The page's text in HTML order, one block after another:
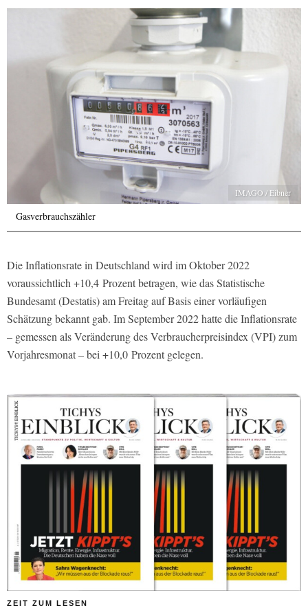
IMAGO / Eibner
Gasverbrauchszähler
Die Inflationsrate in Deutschland wird im Oktober 2022
voraussichtlich +10,4 Prozent betragen, wie das Statistische
Bundesamt (Destatis) am Freitag auf Basis einer vorläufigen
Schätzung bekannt gab. Im September 2022 hatte die Inflationsrate
– gemessen als Veränderung des Verbraucherpreisindex (VPI) zum
Vorjahresmonat – bei +10,0 Prozent gelegen.
ZEIT ZUM LESEN